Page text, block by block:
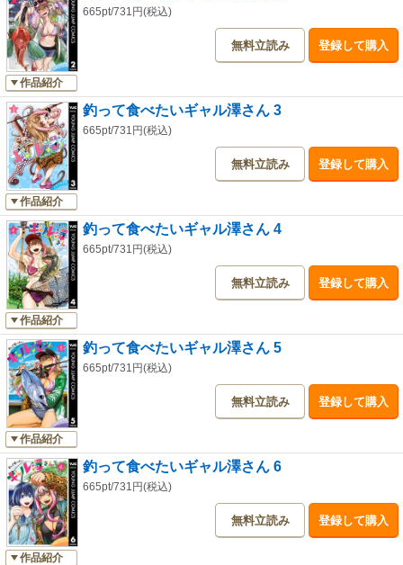
作品紹介
665pt/731円(税込)
無料立読み 登録して購入
作品紹介
釣って食べたいギャル澤さん 3
665pt/731円(税込)
無料立読み 登録して購入
作品紹介
釣って食べたいギャル澤さん 4
665pt/731円(税込)
無料立読み 登録して購入
作品紹介
釣って食べたいギャル澤さん 5
665pt/731円(税込)
無料立読み 登録して購入
作品紹介
釣って食べたいギャル澤さん 6
665pt/731円(税込)
無料立読み 登録して購入